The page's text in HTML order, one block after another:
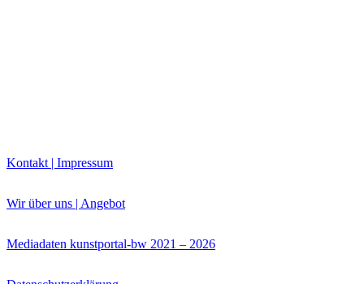
Harald Schwiers
Kontakt | Impressum
Wir über uns | Angebot
Mediadaten kunstportal-bw 2021 – 2026